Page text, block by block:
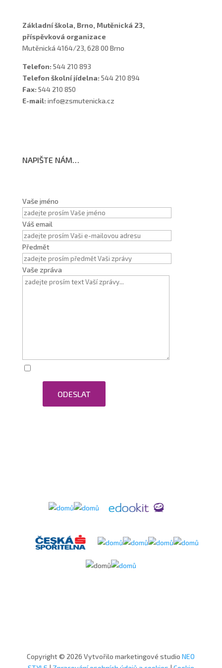
Základní škola, Brno, Mutěnická 23,
příspěvková organizace
Mutěnická 4164/23, 628 00 Brno
Telefon: 544 210 893
Telefon školní jídelna: 544 210 894
Fax: 544 210 850
E-mail: info@zsmutenicka.cz
NAPIŠTE NÁM…
Vaše jméno
Váš email
Předmět
Vaše zpráva
ODESLAT
Copyright © 2026 Vytvořilo marketingové studioNEO